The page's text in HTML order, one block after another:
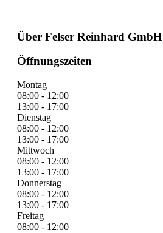
Über Felser Reinhard GmbH
Öffnungszeiten
Montag
08:00 - 12:00
13:00 - 17:00
Dienstag
08:00 - 12:00
13:00 - 17:00
Mittwoch
08:00 - 12:00
13:00 - 17:00
Donnerstag
08:00 - 12:00
13:00 - 17:00
Freitag
08:00 - 12:00